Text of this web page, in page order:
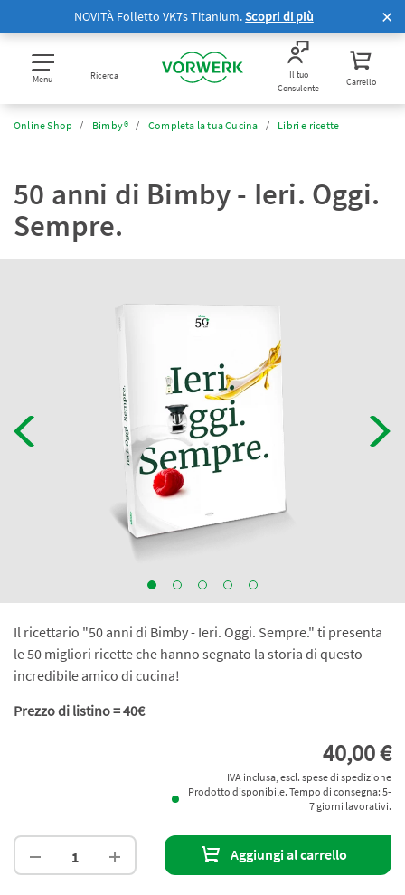
NOVITÀ Folletto VK7s Titanium.Scopri di più
Menu Ricerca
Il tuo
Consulente
Carrello
Online Shop Bimby® Completa la tua Cucina Libri e ricette
50 anni di Bimby - Ieri. Oggi.
Sempre.
Il ricettario "50 anni di Bimby - Ieri. Oggi. Sempre." ti presenta
le 50 migliori ricette che hanno segnato la storia di questo
incredibile amico di cucina!
Prezzo di listino = 40€
40,00 €
IVA inclusa, escl. spese di spedizione
Prodotto disponibile. Tempo di consegna: 5-
7 giorni lavorativi.
Aggiungi al carrello